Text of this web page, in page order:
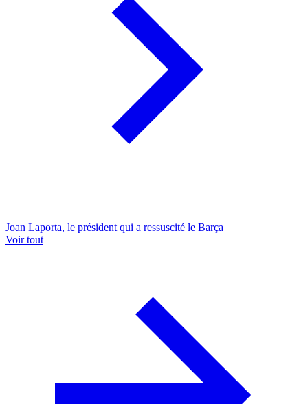
Joan Laporta, le président qui a ressuscité le Barça
Voir tout